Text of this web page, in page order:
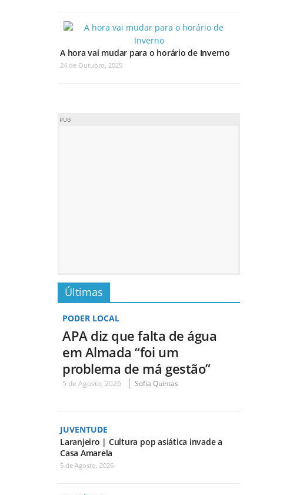
A hora vai mudar para o horário de Inverno
24 de Outubro, 2025
PUB
Últimas
PODER LOCAL
APA diz que falta de água
em Almada “foi um
problema de má gestão”
5 de Agosto, 2026 Sofia Quintas
JUVENTUDE
Laranjeiro | Cultura pop asiática invade a
Casa Amarela
5 de Agosto, 2026